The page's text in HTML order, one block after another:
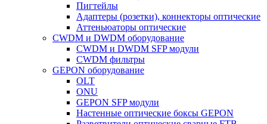
Пигтейлы
Адаптеры (розетки), коннекторы оптические
Аттеньюаторы оптические
CWDM и DWDM оборудование
CWDM и DWDM SFP модули
CWDM фильтры
GEPON оборудование
OLT
ONU
GEPON SFP модули
Настенные оптические боксы GEPON